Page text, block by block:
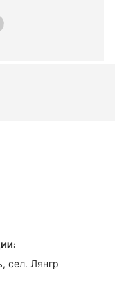
сел. Лянгр